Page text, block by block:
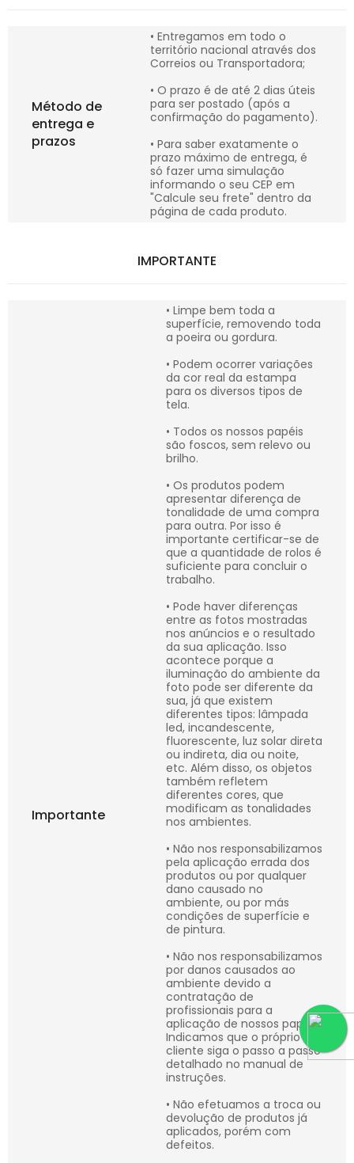
Método de
entrega e
prazos
• Entregamos em todo o
território nacional através dos
Correios ou Transportadora;
• O prazo é de até 2 dias úteis
para ser postado (após a
confirmação do pagamento).
• Para saber exatamente o
prazo máximo de entrega, é
só fazer uma simulação
informando o seu CEP em
"Calcule seu frete" dentro da
página de cada produto.
IMPORTANTE
Importante
• Limpe bem toda a
superfície, removendo toda
a poeira ou gordura.
• Podem ocorrer variações
da cor real da estampa
para os diversos tipos de
tela.
• Todos os nossos papéis
são foscos, sem relevo ou
brilho.
• Os produtos podem
apresentar diferença de
tonalidade de uma compra
para outra. Por isso é
importante certificar-se de
que a quantidade de rolos é
suficiente para concluir o
trabalho.
• Pode haver diferenças
entre as fotos mostradas
nos anúncios e o resultado
da sua aplicação. Isso
acontece porque a
iluminação do ambiente da
foto pode ser diferente da
sua, já que existem
diferentes tipos: lâmpada
led, incandescente,
fluorescente, luz solar direta
ou indireta, dia ou noite,
etc. Além disso, os objetos
também refletem
diferentes cores, que
modificam as tonalidades
nos ambientes.
• Não nos responsabilizamos
pela aplicação errada dos
produtos ou por qualquer
dano causado no
ambiente, ou por más
condições de superfície e
de pintura.
• Não nos responsabilizamos
por danos causados ao
ambiente devido a
contratação de
profissionais para a
aplicação de nossos papéis.
Indicamos que o próprio
cliente siga o passo a passo
detalhado no manual de
instruções.
• Não efetuamos a troca ou
devolução de produtos já
aplicados, porém com
defeitos.